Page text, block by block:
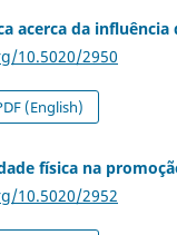
acerca da
10.5020/2950
(English)
física na
10.5020/2952